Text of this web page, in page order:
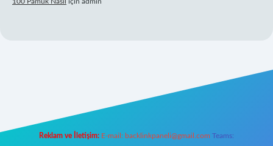
Reklam ve İletişim: E-mail: backlinkpaneli@gmail.com Teams: